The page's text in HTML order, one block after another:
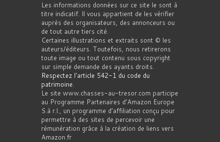
Les informations données sur ce site le sont à
titre indicatif. Il vous appartient de les vérifier
auprès des organisateurs, des annonceurs ou
de tout autre tiers cité.
Certaines illustrations et extraits sont © les
auteurs/éditeurs. Toutefois, nous retirerons
toute image ou tout contenu sous copyright
sur simple demande des ayants droits.
Respectez l'article 542-1 du code du
patrimoine.
Le site www.chasses-au-tresor.com participe
au Programme Partenaires d’Amazon Europe
S.à r.l., un programme d’affiliation conçu pour
permettre à des sites de percevoir une
rémunération grâce à la création de liens vers
Amazon.fr